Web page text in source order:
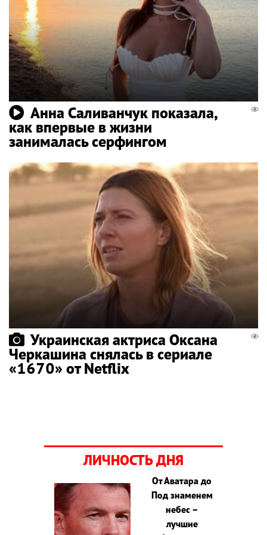
Анна Саливанчук показала,
как впервые в жизни
занималась серфингом
Украинская актриса Оксана
Черкашина снялась в сериале
«1670» от Netflix
ЛИЧНОСТЬ ДНЯ
От Аватара до
Под знаменем
небес –
лучшие